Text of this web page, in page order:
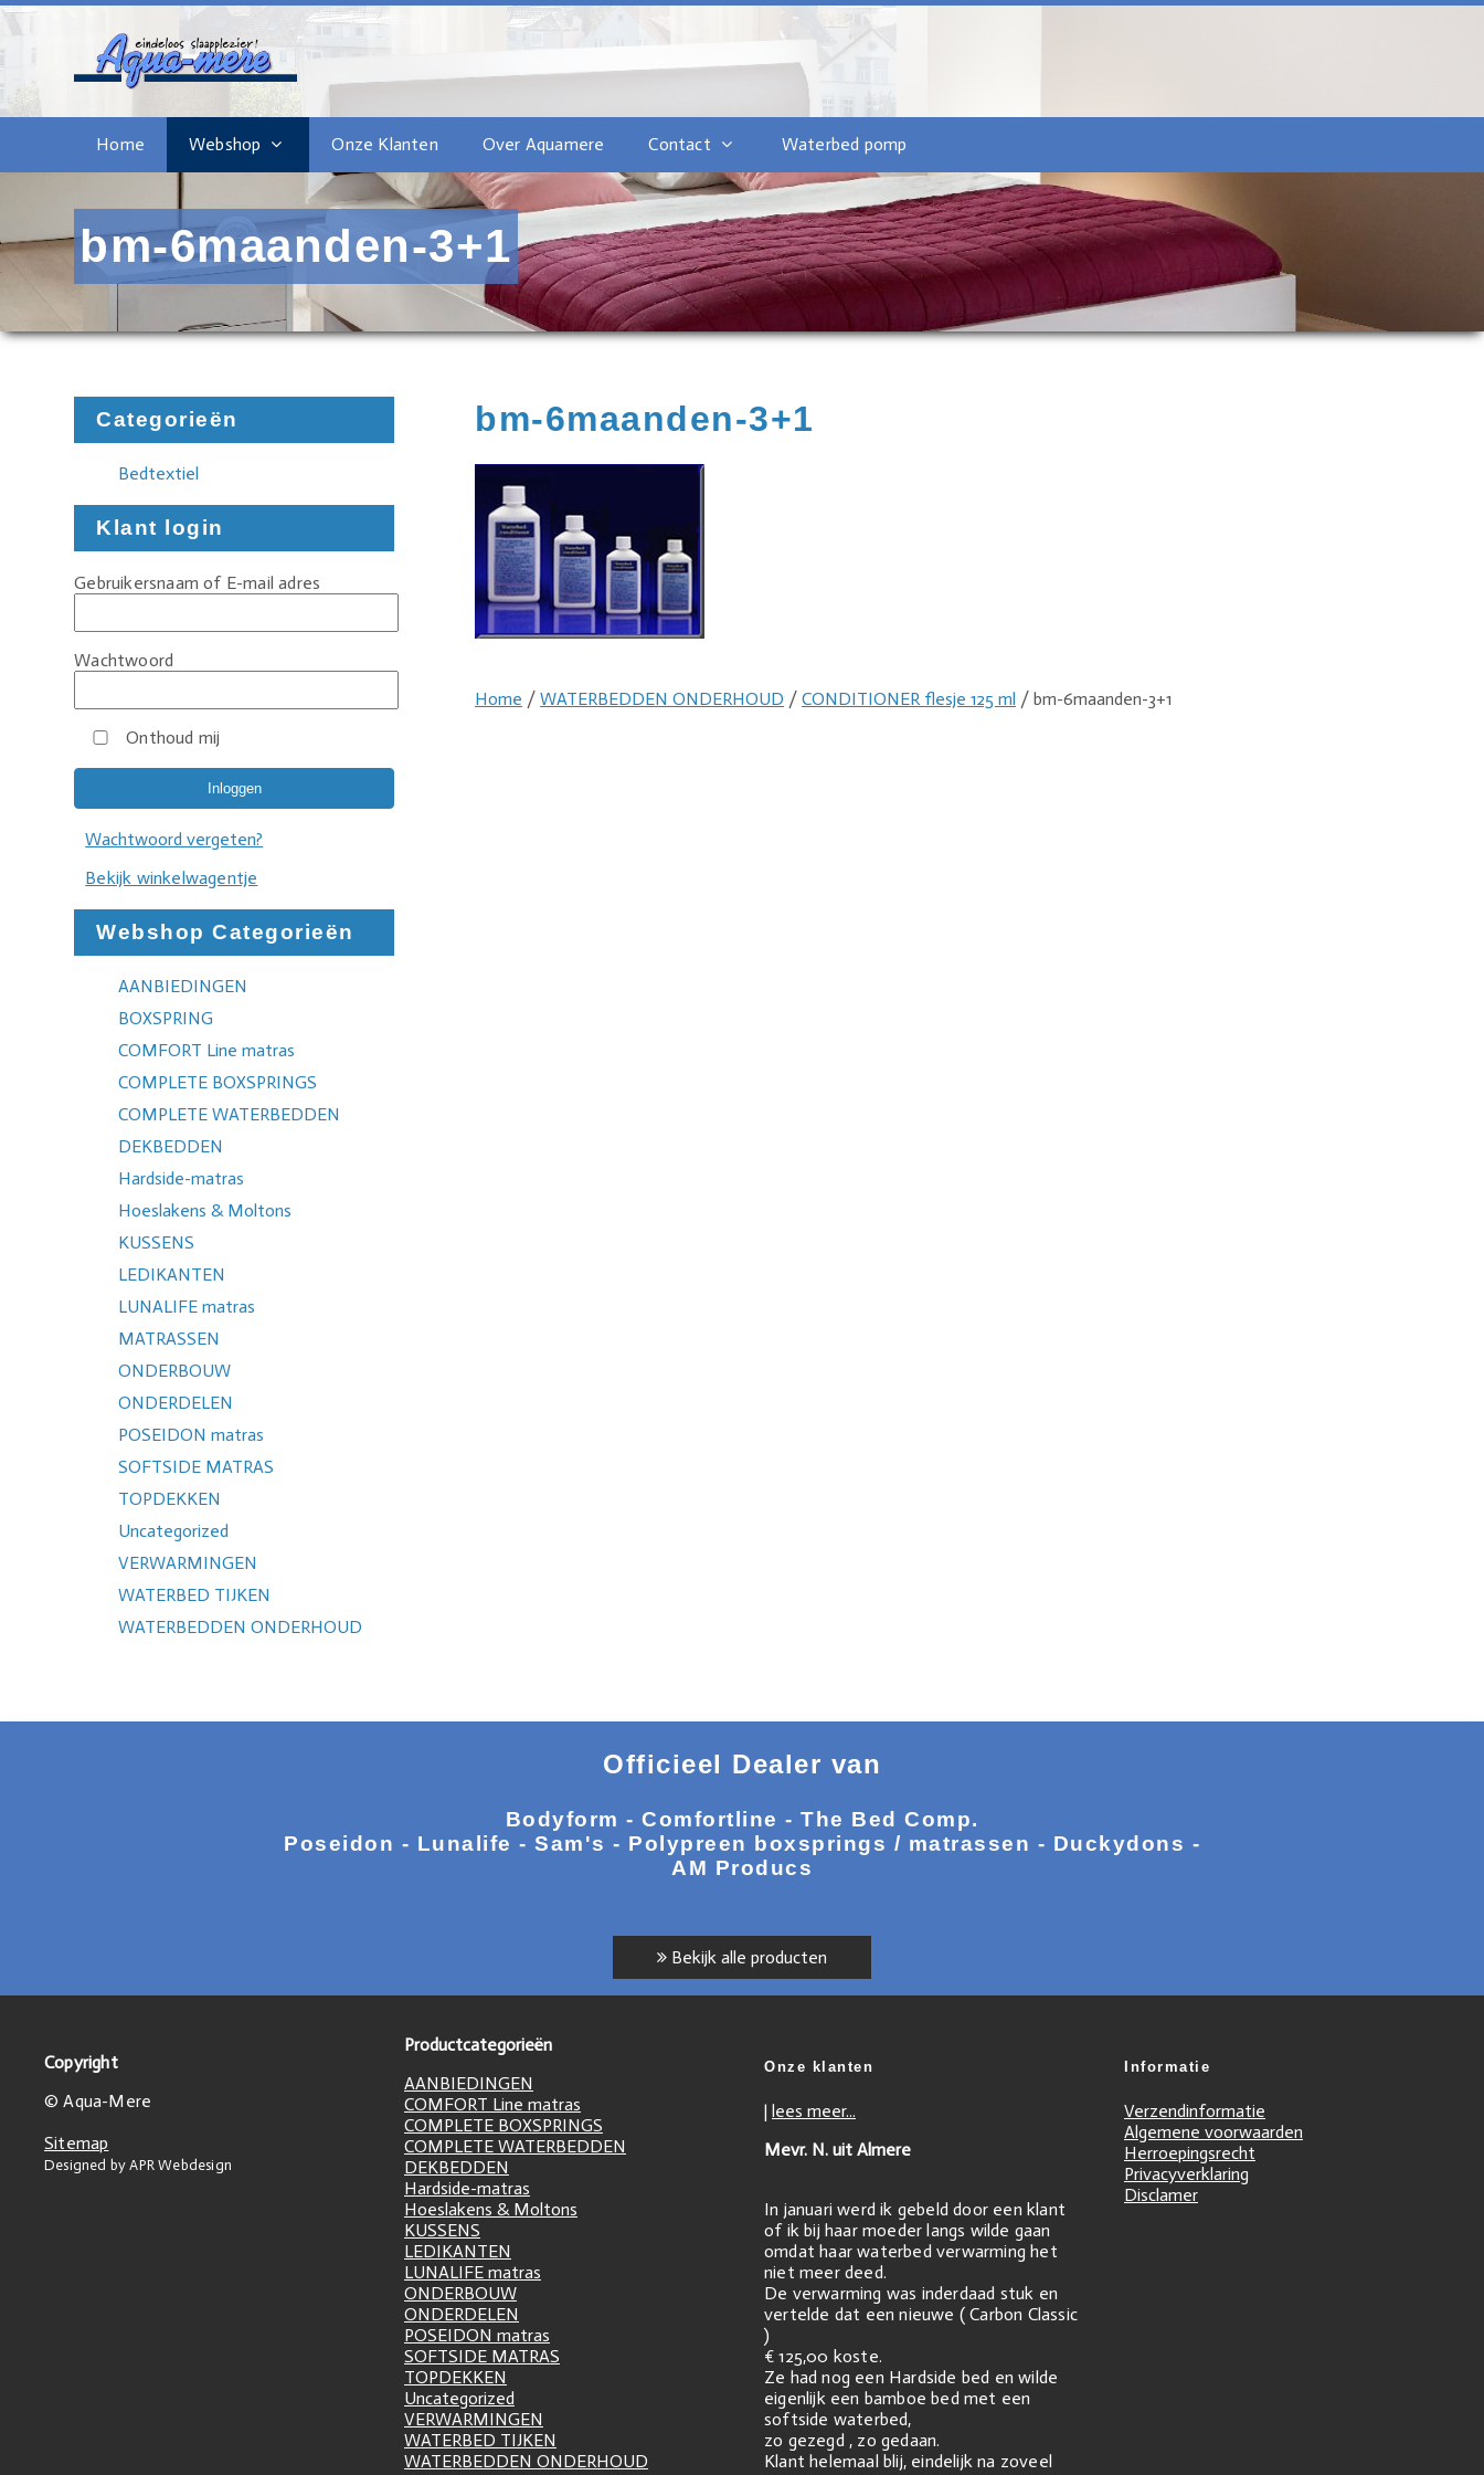
Home Webshop Onze Klanten Over Aquamere Contact Waterbed pomp
bm-6maanden-3+1
Categorieën
Bedtextiel
Klant login
Gebruikersnaam of E-mail adres
Wachtwoord
Onthoud mij
Wachtwoord vergeten?
Bekijk winkelwagentje
Webshop Categorieën
AANBIEDINGEN
BOXSPRING
COMFORT Line matras
COMPLETE BOXSPRINGS
COMPLETE WATERBEDDEN
DEKBEDDEN
Hardside-matras
Hoeslakens & Moltons
KUSSENS
LEDIKANTEN
LUNALIFE matras
MATRASSEN
ONDERBOUW
ONDERDELEN
POSEIDON matras
SOFTSIDE MATRAS
TOPDEKKEN
Uncategorized
VERWARMINGEN
WATERBED TIJKEN
WATERBEDDEN ONDERHOUD
bm-6maanden-3+1
Home /WATERBEDDEN ONDERHOUD /CONDITIONER flesje 125 ml / bm-6maanden-3+1
Officieel Dealer van
Bodyform - Comfortline - The Bed Comp.
Poseidon - Lunalife - Sam's - Polypreen boxsprings / matrassen - Duckydons -
AM Producs
Bekijk alle producten
Copyright
© Aqua-Mere
Sitemap
Designed by APR Webdesign
Productcategorieën
AANBIEDINGEN
COMFORT Line matras
COMPLETE BOXSPRINGS
COMPLETE WATERBEDDEN
DEKBEDDEN
Hardside-matras
Hoeslakens & Moltons
KUSSENS
LEDIKANTEN
LUNALIFE matras
ONDERBOUW
ONDERDELEN
POSEIDON matras
SOFTSIDE MATRAS
TOPDEKKEN
Uncategorized
VERWARMINGEN
WATERBED TIJKEN
WATERBEDDEN ONDERHOUD
Onze klanten
| lees meer...
Mevr. N. uit Almere
In januari werd ik gebeld door een klant
of ik bij haar moeder langs wilde gaan
omdat haar waterbed verwarming het
niet meer deed.
De verwarming was inderdaad stuk en
vertelde dat een nieuwe ( Carbon Classic
)
€ 125,00 koste.
Ze had nog een Hardside bed en wilde
eigenlijk een bamboe bed met een
softside waterbed,
zo gezegd , zo gedaan.
Klant helemaal blij, eindelijk na zoveel
Informatie
Verzendinformatie
Algemene voorwaarden
Herroepingsrecht
Privacyverklaring
Disclamer